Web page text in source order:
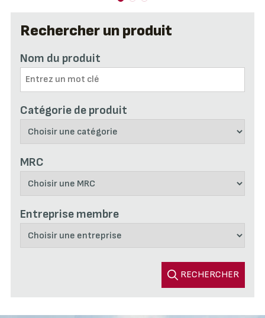
Rechercher un produit
Nom du produit
Catégorie de produit
MRC
Entreprise membre
RECHERCHER